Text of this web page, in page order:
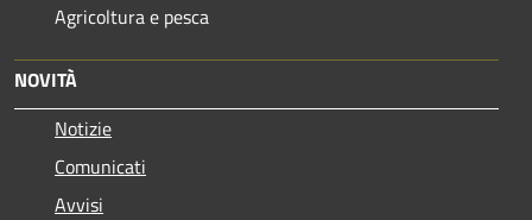
Agricoltura e pesca
NOVITÀ
Notizie
Comunicati
Avvisi